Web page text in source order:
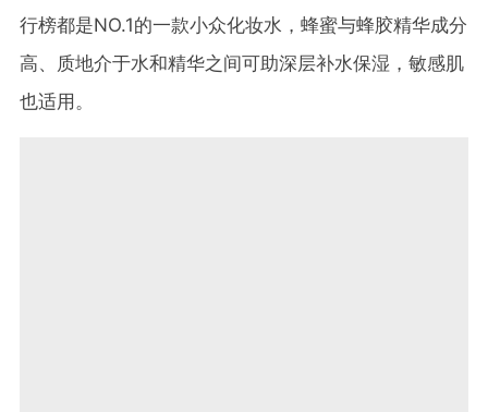
行榜都是NO.1的一款小众化妆水，蜂蜜与蜂胶精华成分
高、质地介于水和精华之间可助深层补水保湿，敏感肌
也适用。